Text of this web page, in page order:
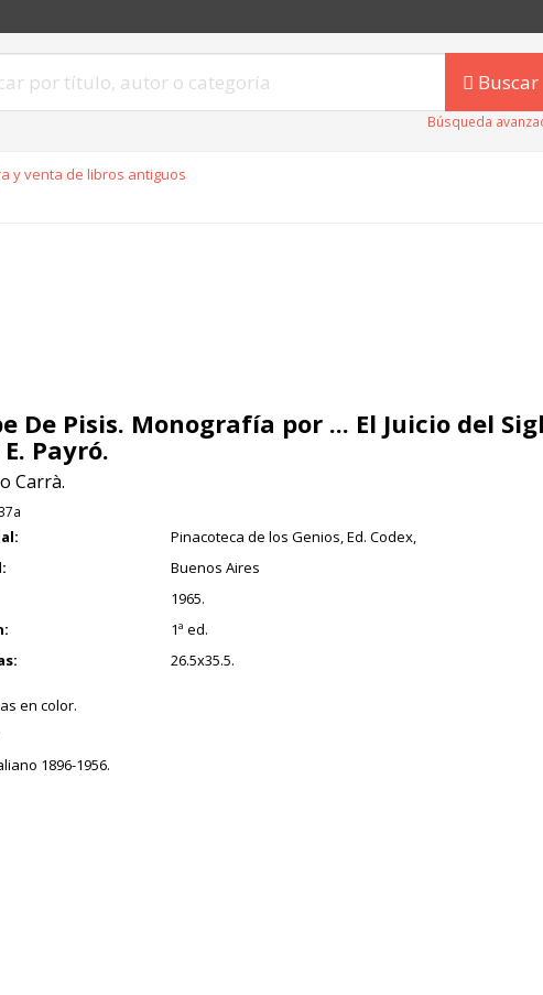
Buscar
Búsqueda
y venta de libros antiguos
De Pisis. Monografía por ... El Juicio del
Payró.
Carrà.
Pinacoteca de los Genios, Ed. Codex,
Buenos Aires
1965.
1ª ed.
26.5x35.5.
en color.
1896-1956.